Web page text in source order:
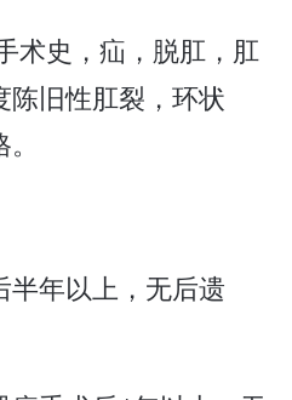
术史，疝，脱肛，肛
旧性肛裂，环状
半年以上，无后遗